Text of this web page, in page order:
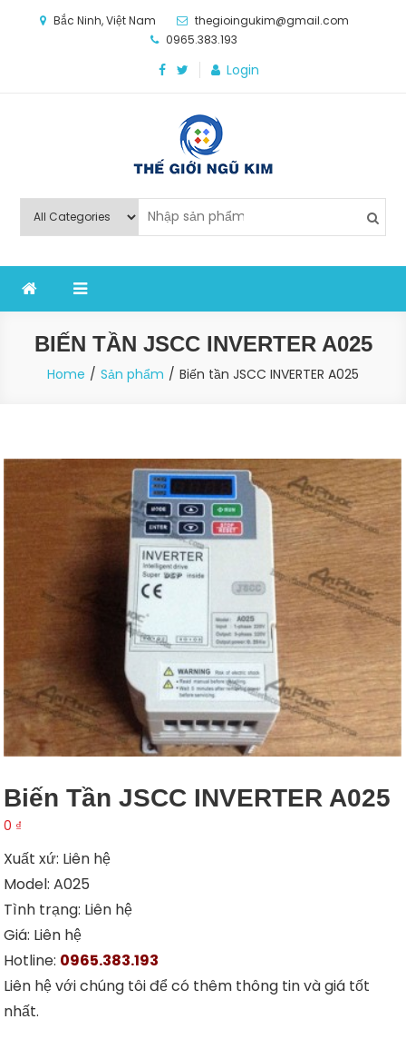
Bắc Ninh, Việt Nam
thegioingukim@gmail.com
0965.383.193
Login
Thế Giới Ngũ Kim
nghiệp sản xuất
BIẾN TẦN JSCC INVERTER A025
Home Sản phẩm Biến tần JSCC INVERTER A025
Biến Tần JSCC INVERTER A025
0 ₫
Xuất xứ: Liên hệ
Model: A025
Tình trạng: Liên hệ
Giá: Liên hệ
Hotline: 0965.383.193
Liên hệ với chúng tôi để có thêm thông tin và giá tốt
nhất.